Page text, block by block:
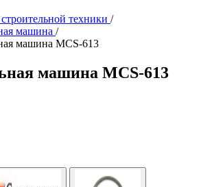
техники /
машина /
машина MCS-613
машина MCS-613